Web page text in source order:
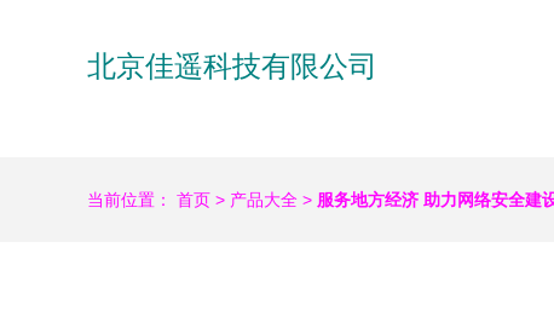
北京佳遥科技有限公司
当前位置： 首页 > 产品大全 > 服务地方经济 助力网络安全